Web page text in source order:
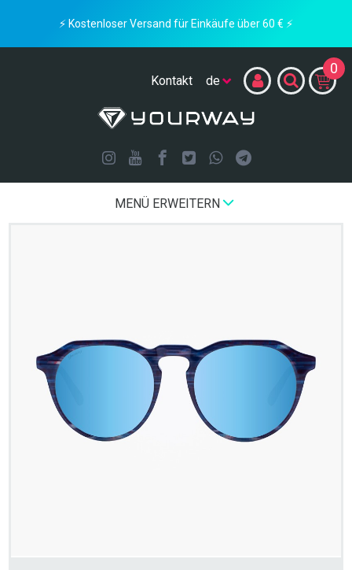
⚡ Kostenloser Versand für Einkäufe über 60 € ⚡
Kontakt
0
MENÜ ERWEITERN